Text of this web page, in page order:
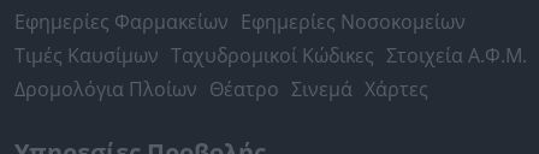
Εφημερίες Φαρμακείων Εφημερίες Νοσοκομείων
Τιμές Καυσίμων Ταχυδρομικοί Κώδικες Στοιχεία Α.Φ.Μ.
Δρομολόγια Πλοίων Θέατρο Σινεμά Χάρτες